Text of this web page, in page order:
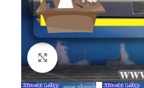
Click to enlarge